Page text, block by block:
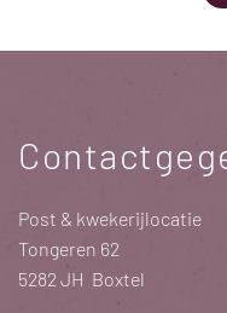
Post & kwekerijlocatie
Tongeren 62
5282 JH Boxtel